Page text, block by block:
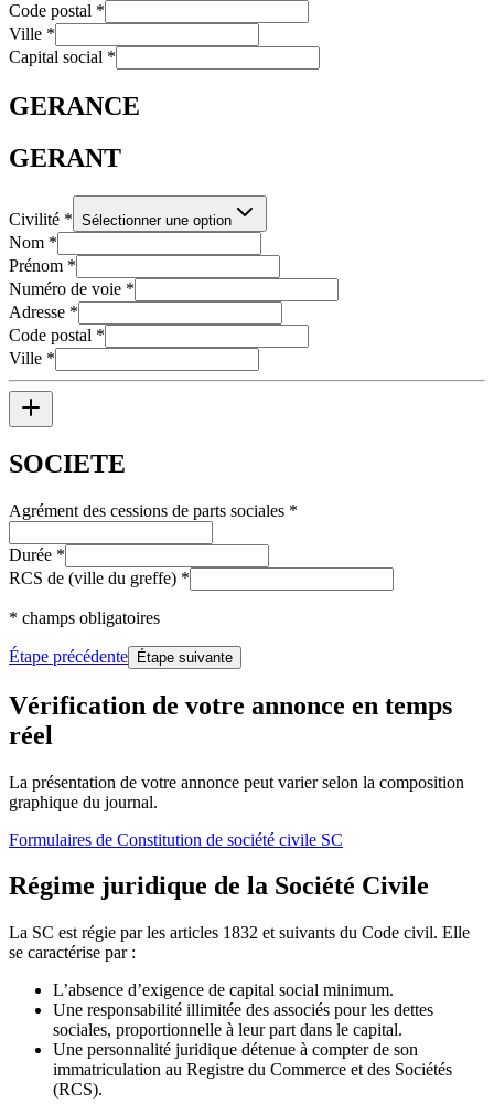
Code postal *
Ville *
Capital social *
GERANCE
GERANT
Civilité * Sélectionner une option
Nom *
Prénom *
Numéro de voie *
Adresse *
Code postal *
Ville *
SOCIETE
Agrément des cessions de parts sociales *
Durée *
RCS de (ville du greffe) *
* champs obligatoires
Étape précédente Étape suivante
Vérification de votre annonce en temps
réel
La présentation de votre annonce peut varier selon la composition
graphique du journal.
Formulaires de Constitution de société civile SC
Régime juridique de la Société Civile
La SC est régie par les articles 1832 et suivants du Code civil. Elle
se caractérise par :
L’absence d’exigence de capital social minimum.
Une responsabilité illimitée des associés pour les dettes
sociales, proportionnelle à leur part dans le capital.
Une personnalité juridique détenue à compter de son
immatriculation au Registre du Commerce et des Sociétés
(RCS).